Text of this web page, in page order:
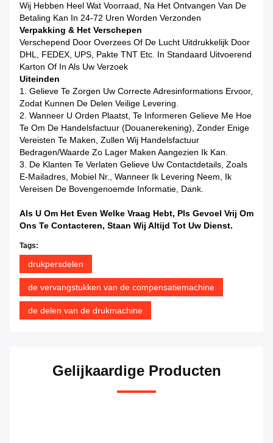
Wij Hebben Heel Wat Voorraad, Na Het Ontvangen Van De
Betaling Kan In 24-72 Uren Worden Verzonden
Verpakking & Het Verschepen
Verschepend Door Overzees Of De Lucht Uitdrukkelijk Door
DHL, FEDEX, UPS, Pakte TNT Etc. In Standaard Uitvoerend
Karton Of In Als Uw Verzoek
Uiteinden
1. Gelieve Te Zorgen Uw Correcte Adresinformations Ervoor,
Zodat Kunnen De Delen Veilige Levering.
2. Wanneer U Orden Plaatst, Te Informeren Gelieve Me Hoe
Te Om De Handelsfactuur (Douanerekening), Zonder Enige
Vereisten Te Maken, Zullen Wij Handelsfactuur
Bedragen/waarde Zo Lager Maken Aangezien Ik Kan.
3. De Klanten Te Verlaten Gelieve Uw Contactdetails, Zoals
E-Mailadres, Mobiel Nr., Wanneer Ik Levering Neem, Ik
Vereisen De Bovengenoemde Informatie, Dank.
Als U Om Het Even Welke Vraag Hebt, Pls Gevoel Vrij Om
Ons Te Contacteren, Staan Wij Altijd Tot Uw Dienst.
Tags:
drukpersdelen
de vervangstukken van de compensatiemachine
de delen van de drukmachine
Gelijkaardige Producten